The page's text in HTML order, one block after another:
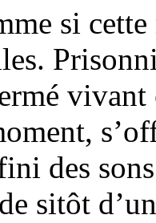
si
des
sitôt